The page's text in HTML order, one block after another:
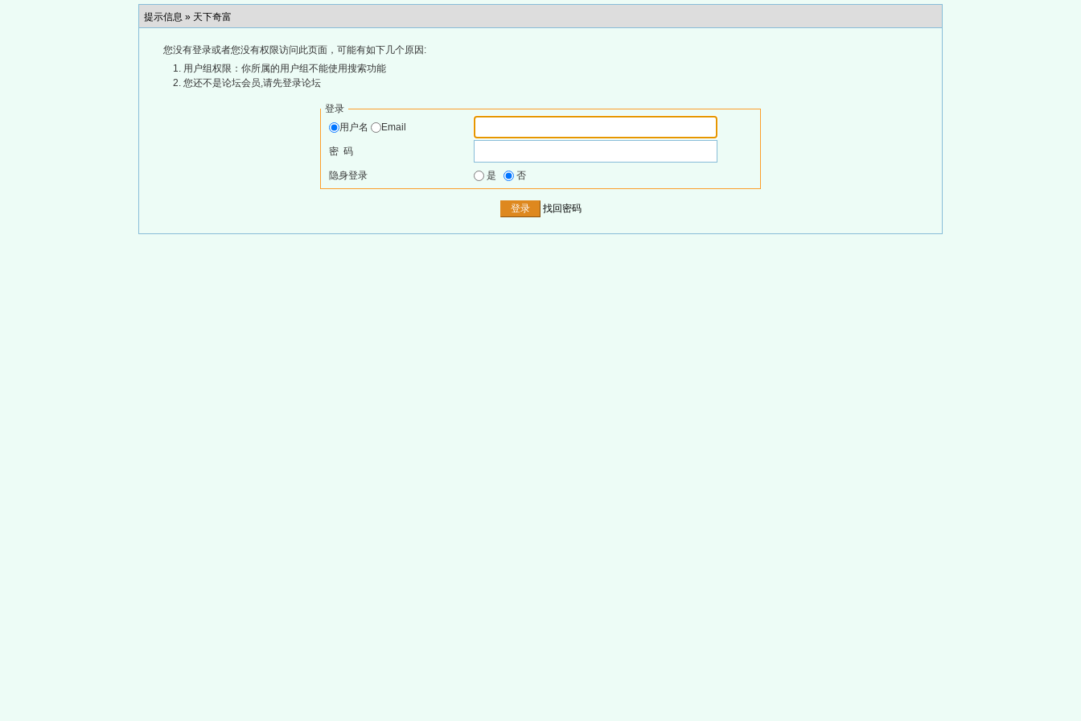
提示信息 » 天下奇富
您没有登录或者您没有权限访问此页面，可能有如下几个原因:
用户组权限：你所属的用户组不能使用搜索功能
您还不是论坛会员,请先登录论坛
登录
用户名
Email
密 码
隐身登录 是 否
找回密码